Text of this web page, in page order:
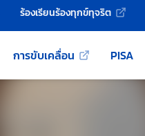
ร้องเรียนร้องทุกข์ทุจริต
การขับเคลื่อน PISA